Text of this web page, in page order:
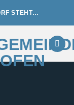
STEHT…